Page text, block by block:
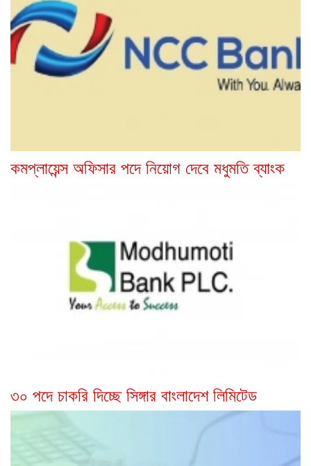
কমপ্লায়েন্স অফিসার পদে নিয়োগ দেবে মধুমতি ব্যাংক
৩০ পদে চাকরি দিচ্ছে সিঙ্গার বাংলাদেশ লিমিটেড